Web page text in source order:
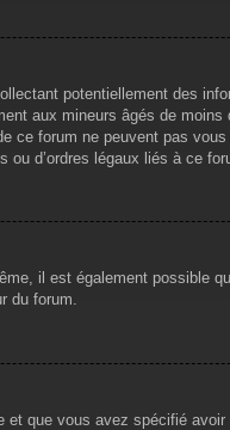
potentiellement des
aux mineurs âgés de
forum ne peuvent pas
d’ordres légaux liés à ce
il est également possible
du forum.
que vous avez spécifié